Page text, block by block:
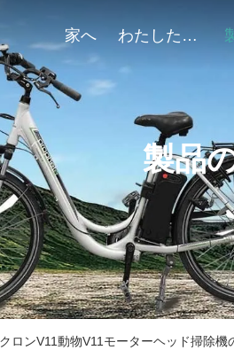
家へ わたしたち に つい て
製品
ロンV11動物V11モーターヘッド掃除機